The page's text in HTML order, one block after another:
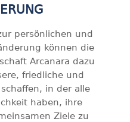
persönlichen und
können die
Arcanara dazu
friedliche und
in der alle
haben, ihre
Ziele zu